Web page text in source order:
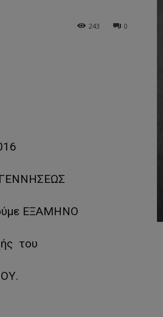
0
243
ΕΞΑΜΗΝΟ
του